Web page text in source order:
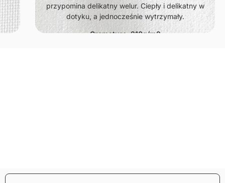
przypomina delikatny welur. Ciepły i delikatny w
dotyku, a jednocześnie wytrzymały.
Gramatura: 210g/m2